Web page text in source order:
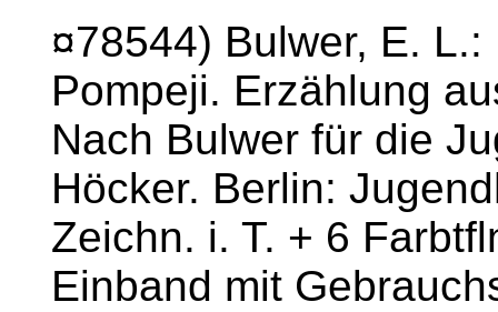
¤78544) Bulwer, E.
Pompeji. Erzählung
Nach Bulwer für die
Höcker. Berlin:
Zeichn. i. T. + 6
Einband mit